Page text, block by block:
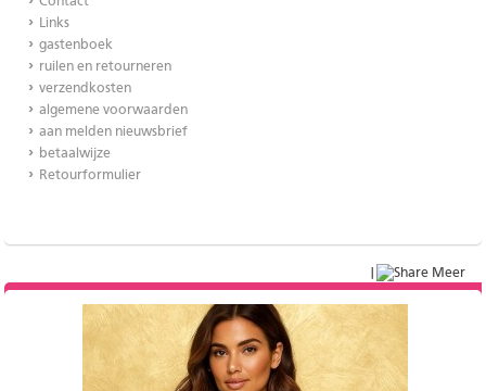
Links
gastenboek
ruilen en retourneren
verzendkosten
algemene voorwaarden
aan melden nieuwsbrief
betaalwijze
Retourformulier
Meer